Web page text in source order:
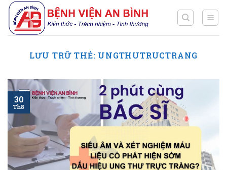
Chuyển
đến
nội
LƯU TRỮ THẺ: UNGTHUTRUCTRANG
30
Th8